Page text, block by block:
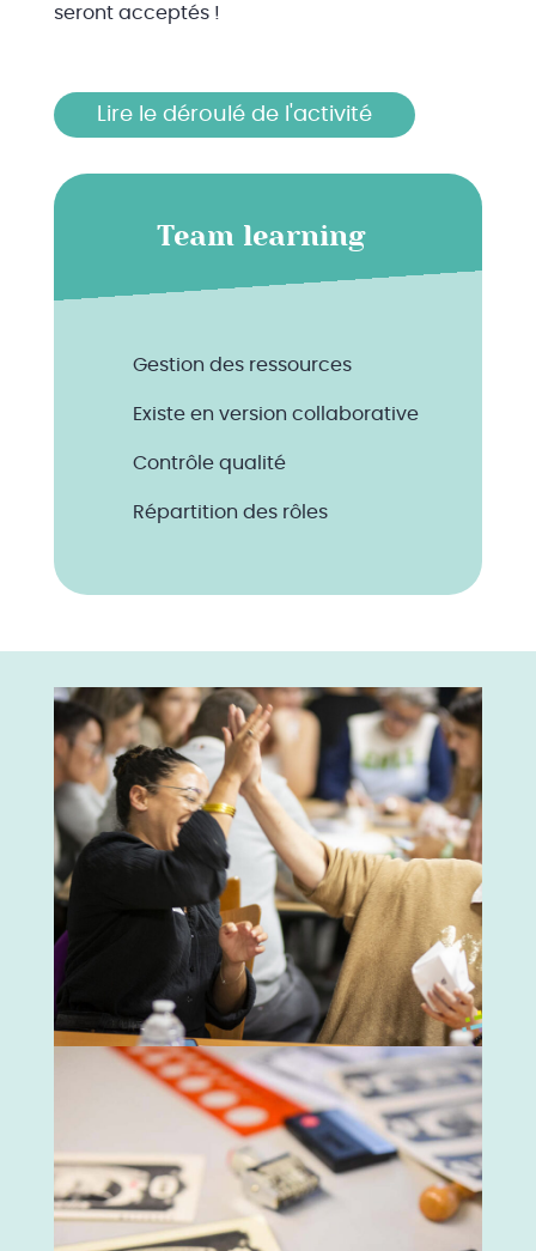
seront acceptés !
Lire le déroulé de l'activité
Team learning
Gestion des ressources
Existe en version collaborative
Contrôle qualité
Répartition des rôles